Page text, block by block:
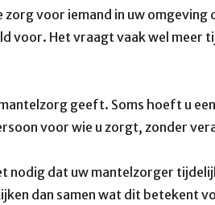
voor iemand in uw omgeving
voor. Het vraagt vaak wel meer
geeft. Soms hoeft u
voor wie u zorgt, zonder
nodig dat uw mantelzorger
dan samen wat dit betekent